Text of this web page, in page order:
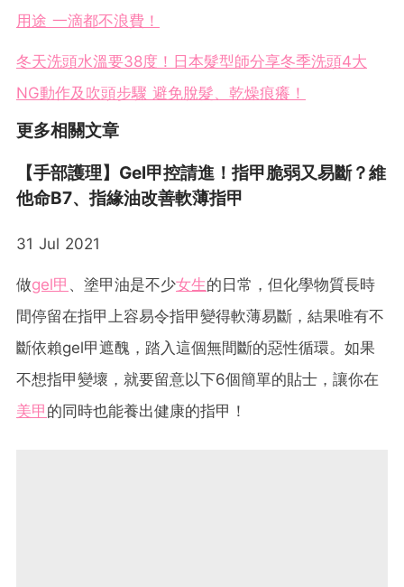
用途 一滴都不浪費！
冬天洗頭水溫要38度！日本髮型師分享冬季洗頭4大
NG動作及吹頭步驟 避免脫髮、乾燥痕癢！
更多相關文章
【手部護理】Gel甲控請進！指甲脆弱又易斷？維
他命B7、指緣油改善軟薄指甲
31 Jul 2021
做gel甲 、塗甲油是不少女生的日常，但化學物質長時
間停留在指甲上容易令指甲變得軟薄易斷，結果唯有不
斷依賴gel甲遮醜，踏入這個無間斷的惡性循環。如果
不想指甲變壞，就要留意以下6個簡單的貼士，讓你在
美甲 的同時也能養出健康的指甲！